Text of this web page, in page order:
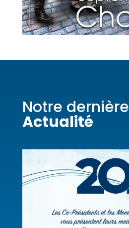
Notre dernière
Actualité